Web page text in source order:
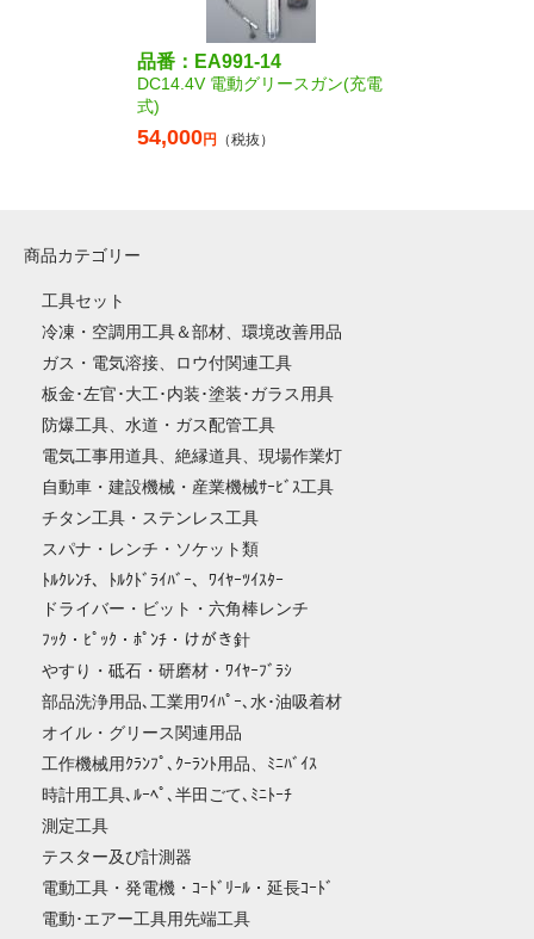
品番：EA991-14
DC14.4V 電動グリースガン(充電
式)
54,000円 （税抜）
商品カテゴリー
工具セット
冷凍・空調用工具＆部材、環境改善用品
ガス・電気溶接、ロウ付関連工具
板金･左官･大工･内装･塗装･ガラス用具
防爆工具、水道・ガス配管工具
電気工事用道具、絶縁道具、現場作業灯
自動車・建設機械・産業機械ｻｰﾋﾞｽ工具
チタン工具・ステンレス工具
スパナ・レンチ・ソケット類
ﾄﾙｸﾚﾝﾁ、ﾄﾙｸﾄﾞﾗｲﾊﾞｰ、ﾜｲﾔｰﾂｲｽﾀｰ
ドライバー・ビット・六角棒レンチ
ﾌｯｸ・ﾋﾟｯｸ・ﾎﾟﾝﾁ・けがき針
やすり・砥石・研磨材・ﾜｲﾔｰﾌﾞﾗｼ
部品洗浄用品､工業用ﾜｲﾊﾟｰ､水･油吸着材
オイル・グリース関連用品
工作機械用ｸﾗﾝﾌﾟ､ｸｰﾗﾝﾄ用品、ﾐﾆﾊﾞｲｽ
時計用工具､ﾙｰﾍﾟ､半田ごて､ﾐﾆﾄｰﾁ
測定工具
テスター及び計測器
電動工具・発電機・ｺｰﾄﾞﾘｰﾙ・延長ｺｰﾄﾞ
電動･エアー工具用先端工具